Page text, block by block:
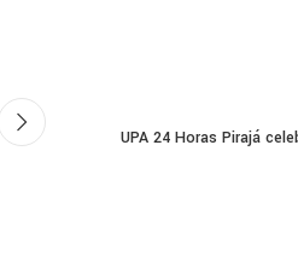
UPA 24 Horas Pirajá